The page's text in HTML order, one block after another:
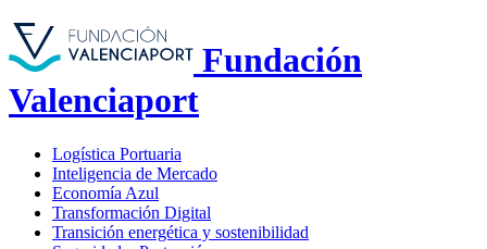
Fundación
Valenciaport
Logística Portuaria
Inteligencia de Mercado
Economía Azul
Transformación Digital
Transición energética y sostenibilidad